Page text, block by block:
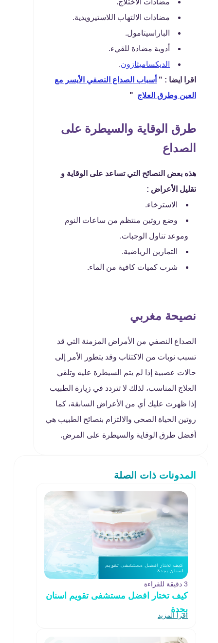
مضادات الاختلاج.
مضادات الالتهاب اللاستيرويدية.
الباراسيتامول.
أدوية مضادة للقيء.
الديكساميثازون.
اقرا ايضا : " أسباب الصداع النصفي الأيسر مع
العين وطرق العلاج "
طرق الوقاية والسيطرة على
الصداع
هذه بعض النصائح التي تساعد على الوقاية و
تقليل الأعراض :
الاسترخاء.
وضع روتين منتظم من ساعات النوم
وموعد تناول الوجبات.
التمارين الرياضية.
شرب كميات كافية من الماء.
نصيحة مغربي
الصداع النصفي من الأمراض المزمنة التي قد
تسبب نوبات من الاكتئاب وقد يتطور الأمر إلى
حالات عصبية إذا لم يتم السيطرة عليه وتلقي
العلاج المناسب، لذلك لا تتردد في زيارة الطبيب
إذا ظهرت عليك أي من الأعراض السابقة، كما
روتين الحياة الصحي والالتزام بنصائح الطبيب هي
أفضل طرق الوقاية والسيطرة على المرض.
المدونات ذات الصلة
3 دقيقة للقراءة
كيف تختار افضل مستشفى تقويم اسنان
بجدة
اقرأ المزيد